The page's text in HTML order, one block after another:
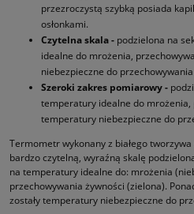
przezroczystą szybką posiada
osłonkami.
Czytelna skala - podzielona na
idealne do mrożenia,
niebezpieczne do
Szeroki zakres pomiarowy -
temperatury idealne do mrożenia,
temperatury niebezpieczne do
Termometr wykonany z białego tworzywa
bardzo czytelną, wyraźną skalę
na temperatury idealne do: mrożenia
przechowywania żywności (zielona).
zostały temperatury niebezpieczne do